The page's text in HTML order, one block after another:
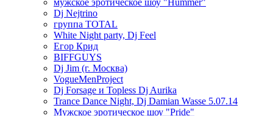
мужское эротическое шоу "Hummer"
Dj Nejtrino
группа TOTAL
White Night party, Dj Feel
Егор Крид
BIFFGUYS
Dj Jim (г. Москва)
VogueMenProject
Dj Forsage и Topless Dj Aurika
Trance Dance Night, Dj Damian Wasse 5.07.14
Мужское эротическое шоу "Pride"